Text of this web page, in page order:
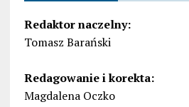
Redaktor naczelny:
Tomasz Barański
Redagowanie i korekta:
Magdalena Oczko